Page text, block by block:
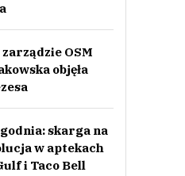
OSM
objęła
skarga na
w aptekach
i Taco Bell